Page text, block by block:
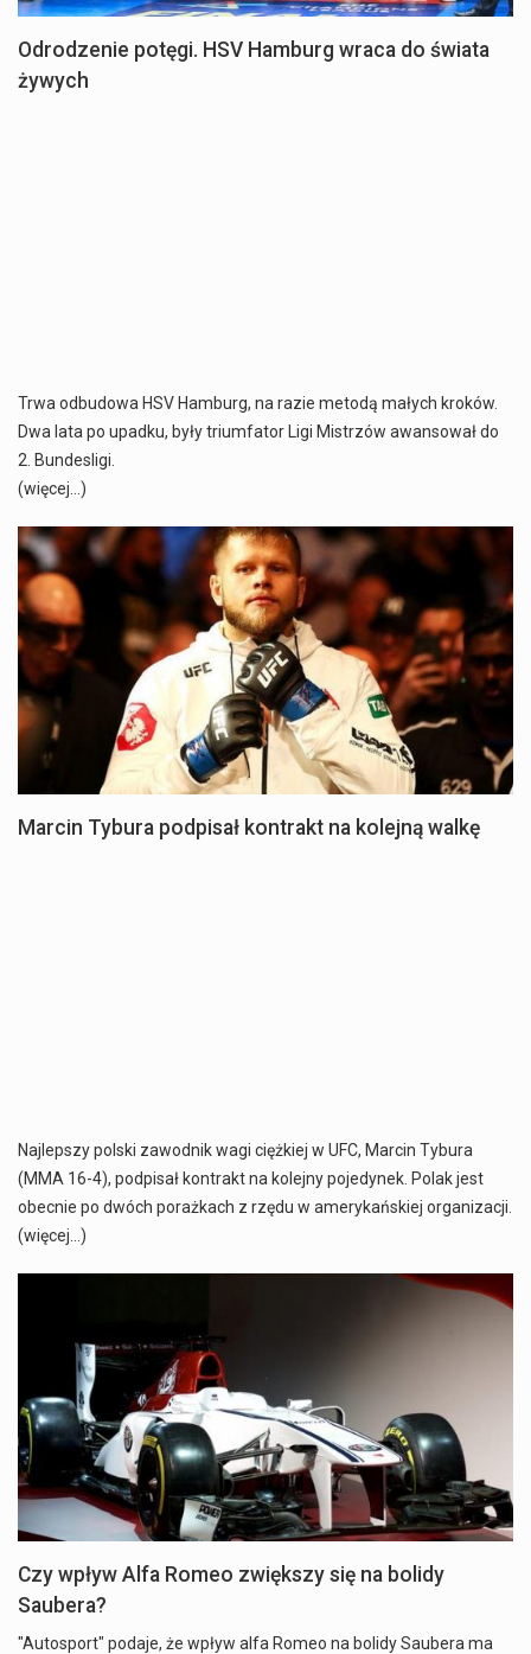
Odrodzenie potęgi. HSV Hamburg wraca do świata
żywych
Trwa odbudowa HSV Hamburg, na razie metodą małych kroków.
Dwa lata po upadku, były triumfator Ligi Mistrzów awansował do
2. Bundesligi.
(więcej…)
Marcin Tybura podpisał kontrakt na kolejną walkę
Najlepszy polski zawodnik wagi ciężkiej w UFC, Marcin Tybura
(MMA 16-4), podpisał kontrakt na kolejny pojedynek. Polak jest
obecnie po dwóch porażkach z rzędu w amerykańskiej organizacji.
(więcej…)
Czy wpływ Alfa Romeo zwiększy się na bolidy
Saubera?
"Autosport" podaje, że wpływ alfa Romeo na bolidy Saubera ma